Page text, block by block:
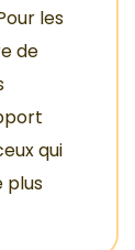
les
de
qui
plus